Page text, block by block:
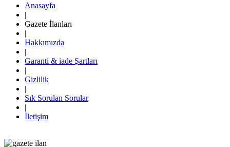
Anasayfa
|
Gazete İlanları
|
Hakkımızda
|
Garanti & iade Şartları
|
Gizlilik
|
Sık Sorulan Sorular
|
İletişim